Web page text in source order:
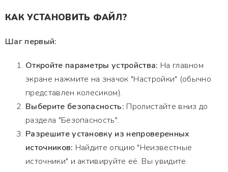
КАК УСТАНОВИТЬ ФАЙЛ?
Шаг первый:
Откройте параметры устройства: На главном
экране нажмите на значок "Настройки" (обычно
представлен колесиком).
Выберите безопасность: Пролистайте вниз до
раздела "Безопасность".
Разрешите установку из непроверенных
источников: Найдите опцию "Неизвестные
источники" и активируйте её. Вы увидите